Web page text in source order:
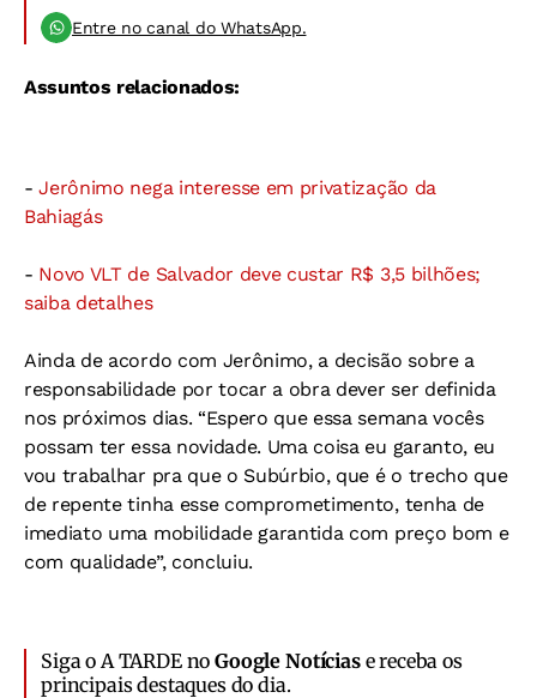
Entre no canal do WhatsApp.
Assuntos relacionados:
-Jerônimo nega interesse em privatização da
Bahiagás
- Novo VLT de Salvador deve custar R$ 3,5 bilhões;
saiba detalhes
Ainda de acordo com Jerônimo, a decisão sobre a
responsabilidade por tocar a obra dever ser definida
nos próximos dias. “Espero que essa semana vocês
possam ter essa novidade. Uma coisa eu garanto, eu
vou trabalhar pra que o Subúrbio, que é o trecho que
de repente tinha esse comprometimento, tenha de
imediato uma mobilidade garantida com preço bom e
com qualidade”, concluiu.
Siga o A TARDE noGoogle Notíciase receba os
principais destaques do dia.